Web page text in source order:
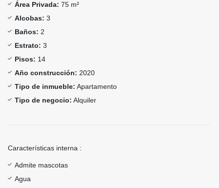
Área Privada: 75 m²
Alcobas: 3
Baños: 2
Estrato: 3
Pisos: 14
Año construcción: 2020
Tipo de inmueble: Apartamento
Tipo de negocio: Alquiler
Características interna :
Admite mascotas
Agua